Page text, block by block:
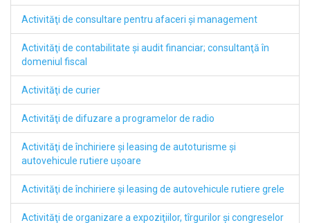
Activităţi de consultare pentru afaceri şi management
Activităţi de contabilitate şi audit financiar; consultanţă în
domeniul fiscal
Activităţi de curier
Activităţi de difuzare a programelor de radio
Activităţi de închiriere şi leasing de autoturisme şi
autovehicule rutiere uşoare
Activităţi de închiriere şi leasing de autovehicule rutiere grele
Activităţi de organizare a expoziţiilor, tîrgurilor şi congreselor